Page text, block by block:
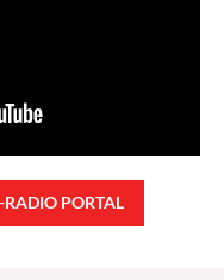
RADIO PORTAL